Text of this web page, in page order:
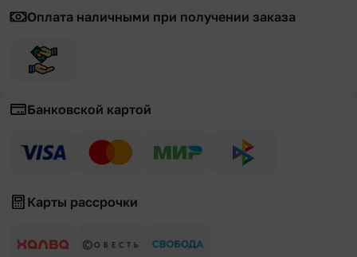
Оплата наличными при получении заказа
Банковской картой
Карты рассрочки